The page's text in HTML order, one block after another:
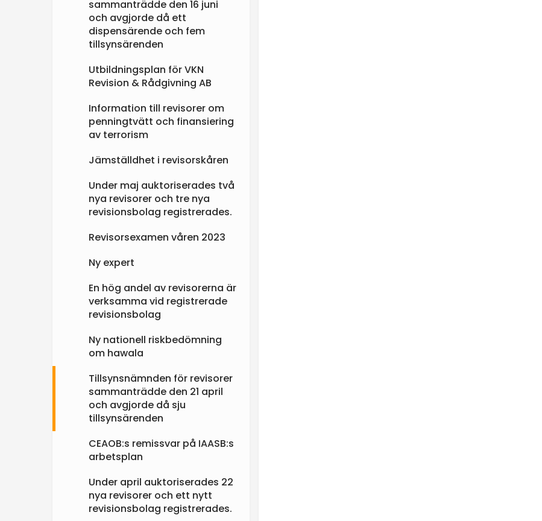
sammanträdde den 16 juni
och avgjorde då ett
dispensärende och fem
tillsynsärenden
Utbildningsplan för VKN
Revision & Rådgivning AB
Information till revisorer om
penningtvätt och finansiering
av terrorism
Jämställdhet i revisorskåren
Under maj auktoriserades två
nya revisorer och tre nya
revisionsbolag registrerades.
Revisorsexamen våren 2023
Ny expert
En hög andel av revisorerna är
verksamma vid registrerade
revisionsbolag
Ny nationell riskbedömning
om hawala
Tillsynsnämnden för revisorer
sammanträdde den 21 april
och avgjorde då sju
tillsynsärenden
CEAOB:s remissvar på IAASB:s
arbetsplan
Under april auktoriserades 22
nya revisorer och ett nytt
revisionsbolag registrerades.